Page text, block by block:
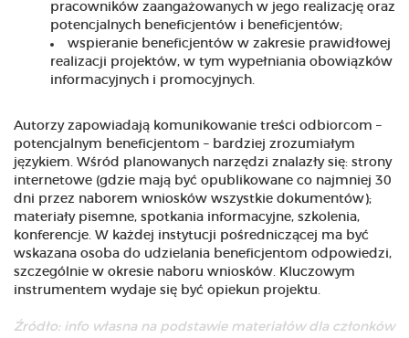
pracowników zaangażowanych w jego realizację oraz
potencjalnych beneficjentów i beneficjentów;
wspieranie beneficjentów w zakresie prawidłowej
realizacji projektów, w tym wypełniania obowiązków
informacyjnych i promocyjnych.
Autorzy zapowiadają komunikowanie treści odbiorcom –
potencjalnym beneficjentom – bardziej zrozumiałym
językiem. Wśród planowanych narzędzi znalazły się: strony
internetowe (gdzie mają być opublikowane co najmniej 30
dni przez naborem wniosków wszystkie dokumentów);
materiały pisemne, spotkania informacyjne, szkolenia,
konferencje. W każdej instytucji pośredniczącej ma być
wskazana osoba do udzielania beneficjentom odpowiedzi,
szczególnie w okresie naboru wniosków. Kluczowym
instrumentem wydaje się być opiekun projektu.
Źródło: info własna na podstawie materiałów dla członków